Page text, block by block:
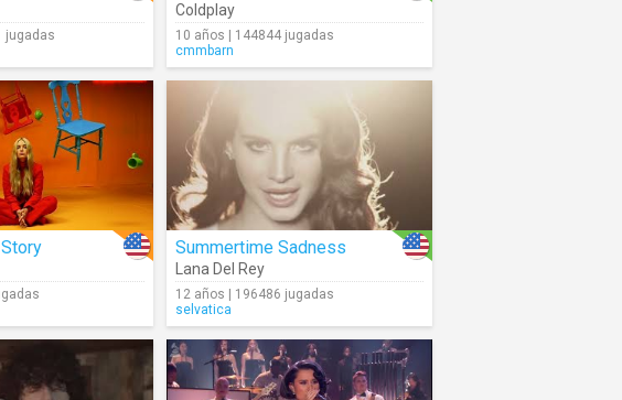
jugadas
Coldplay
10 años | 144844 jugadas
cmmbarn
Summertime Sadness
Lana Del Rey
12 años | 196486 jugadas
selvatica